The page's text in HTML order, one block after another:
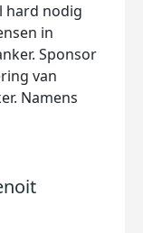
hard nodig
in
Sponsor
van
Namens